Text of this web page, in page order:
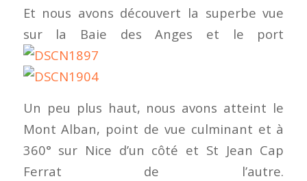
Et nous avons découvert la superbe vue
sur la Baie des Anges et le port
Un peu plus haut, nous avons atteint le
Mont Alban, point de vue culminant et à
360° sur Nice d’un côté et St Jean Cap
Ferrat de l’autre.